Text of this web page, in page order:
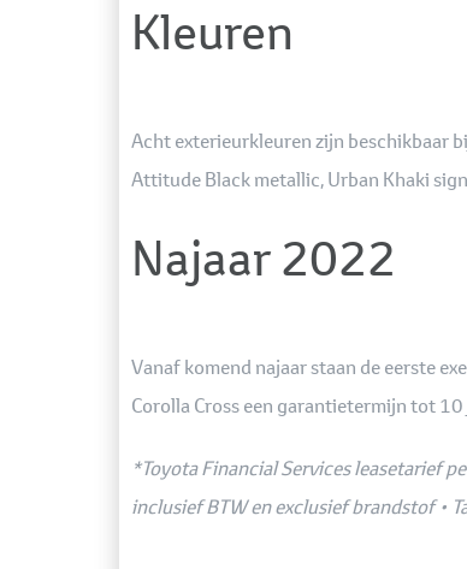
Kleuren
Acht exterieurkleuren zijn beschikbaar
Attitude Black metallic, Urban Khaki
Najaar 2022
Vanaf komend najaar staan de eerste
Corolla Cross een garantietermijn tot
*Toyota Financial Services leasetarief
inclusief BTW en exclusief brandstof •